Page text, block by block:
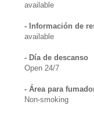
available
- Información de
available
- Día de descanso
Open 24/7
- Área para
Non-smoking